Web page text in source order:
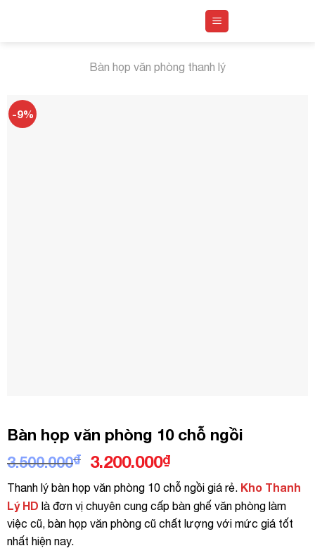
Bàn họp văn phòng thanh lý
-9%
Bàn họp văn phòng 10 chỗ ngồi
3.500.000₫
Giá
là:
3.500.000₫.
3.200.000₫Giá
hiện
tại
là:
3.200.000₫.
Thanh lý bàn họp văn phòng 10 chỗ ngồi giá rẻ. Kho Thanh
Lý HD là đơn vị chuyên cung cấp bàn ghế văn phòng làm
việc cũ, bàn họp văn phòng cũ chất lượng với mức giá tốt
nhất hiện nay.